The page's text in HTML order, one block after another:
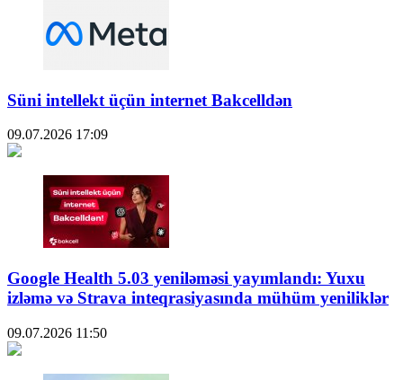
Süni intellekt üçün internet Bakcelldən
09.07.2026 17:09
Google Health 5.03 yeniləməsi yayımlandı: Yuxu
izləmə və Strava inteqrasiyasında mühüm yeniliklər
09.07.2026 11:50